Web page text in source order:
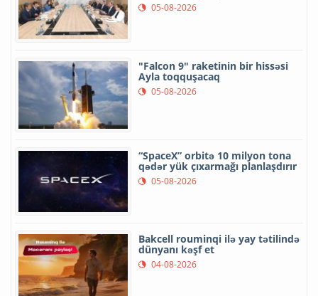
05-08-2026
"Falcon 9" raketinin bir hissəsi
Ayla toqquşacaq
05-08-2026
“SpaceX” orbitə 10 milyon tona
qədər yük çıxarmağı planlaşdırır
05-08-2026
Bakcell rouminqi ilə yay tətilində
dünyanı kəşf et
04-08-2026